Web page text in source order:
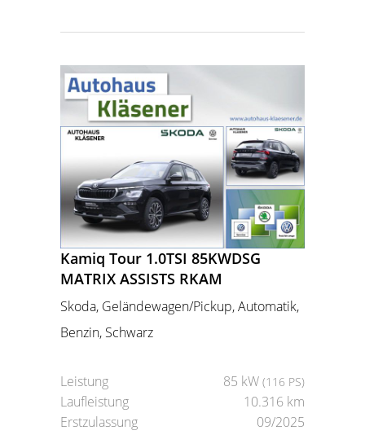
Kamiq Tour 1.0TSI 85KWDSG
MATRIX ASSISTS RKAM
Skoda, Geländewagen/Pickup, Automatik,
Benzin, Schwarz
Leistung 85 kW (116 PS)
Laufleistung
10.316 km
Erstzulassung
09/2025